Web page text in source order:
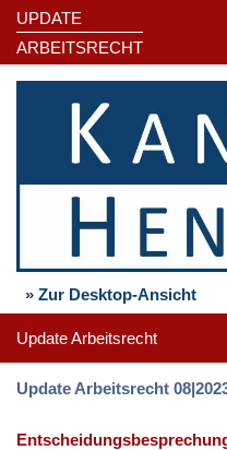
UPDATE
ARBEITSRECHT
» Zur Desktop-Ansicht
Update Arbeitsrecht
Update Arbeitsrecht